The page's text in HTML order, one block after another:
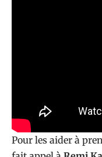
Pour les aider à